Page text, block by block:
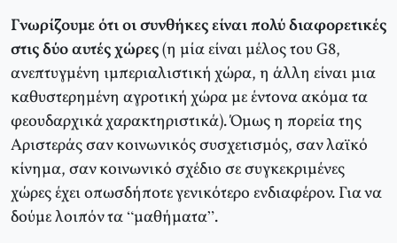
Γνωρίζουμε ότι οι συνθήκες είναι πολύ διαφορετικές
στις δύο αυτές χώρες(η μία είναι μέλος του G8,
ανεπτυγμένη ιμπεριαλιστική χώρα, η άλλη είναι μια
καθυστερημένη αγροτική χώρα με έντονα ακόμα τα
φεουδαρχικά χαρακτηριστικά). Όμως η πορεία της
Αριστεράς σαν κοινωνικός συσχετισμός, σαν λαϊκό
κίνημα, σαν κοινωνικό σχέδιο σε συγκεκριμένες
χώρες έχει οπωσδήποτε γενικότερο ενδιαφέρον. Για να
δούμε λοιπόν τα “μαθήματα”.